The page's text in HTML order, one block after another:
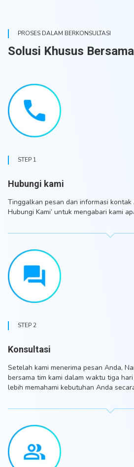
PROSES DALAM BERKONSULTASI
Solusi Khusus
STEP 1
Hubungi kami
Tinggalkan pesan dan informasi kontak
Hubungi Kami’ untuk mengabari kami
STEP 2
Konsultasi
Setelah kami menerima pesan Anda,
bersama tim kami dalam waktu tiga
lebih memahami kebutuhan Anda